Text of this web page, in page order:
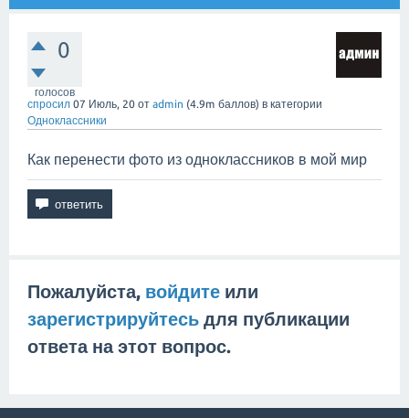
0
голосов
спросил 07 Июль, 20 от admin (4.9m баллов) в категории
Одноклассники
Как перенести фото из одноклассников в мой мир
Пожалуйста, войдите или
зарегистрируйтесь для публикации
ответа на этот вопрос.